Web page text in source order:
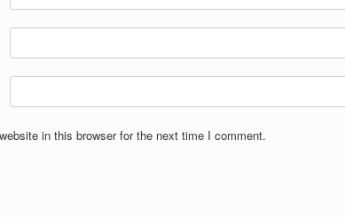
in this browser for the next time I comment.